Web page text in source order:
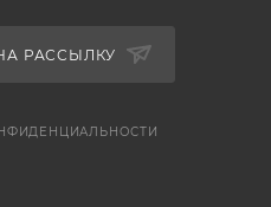
РАССЫЛКУ